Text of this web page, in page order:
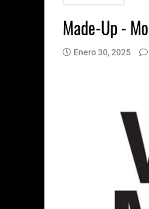
Made-Up -
Enero 30, 2025